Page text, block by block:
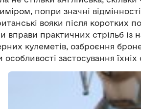
попри значні
вояки після коротких
вправи практичних стрільб із
кулеметів, озброєння
застосування їхніх